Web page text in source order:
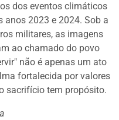
dos eventos climáticos
anos 2023 e 2024. Sob a
militares, as imagens
ao chamado do povo
não é apenas um ato
fortalecida por valores
sacrifício tem propósito.